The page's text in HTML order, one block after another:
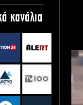
κανάλια